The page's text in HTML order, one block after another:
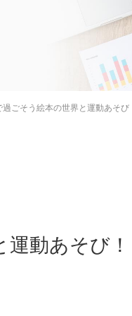
過ごそう絵本の世界と運動あそび
動あそび！